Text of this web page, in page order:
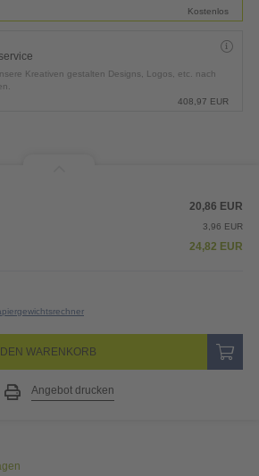
Kostenlos
Kreativen gestalten Designs, Logos, etc. nach
408,97 EUR
20,86 EUR
3,96 EUR
24,82 EUR
WARENKORB
Angebot drucken